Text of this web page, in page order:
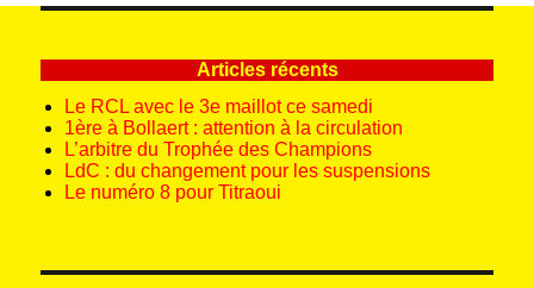
ANT
Articles récents
Le RCL avec le 3e maillot ce samedi
1ère à Bollaert : attention à la circulation
L’arbitre du Trophée des Champions
LdC : du changement pour les suspensions
Le numéro 8 pour Titraoui